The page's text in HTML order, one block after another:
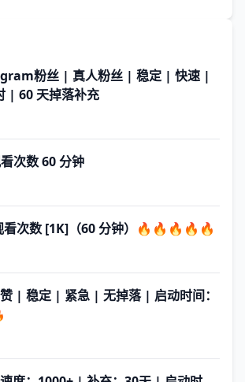
粉丝 | 真人粉丝 | 稳定 | 快速 |
| 60 天掉落补充
次数 60 分钟
看次数 [1K]（60 分钟）🔥🔥🔥🔥🔥
| 稳定 | 紧急 | 无掉落 | 启动时间：